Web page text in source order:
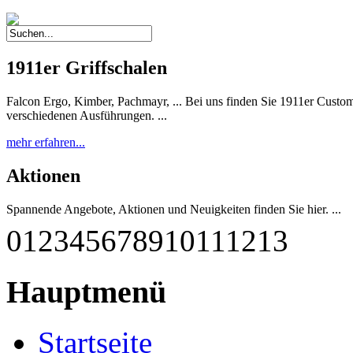
1911er Griffschalen
Falcon Ergo, Kimber, Pachmayr, ... Bei uns finden Sie 1911er
verschiedenen Ausführungen. ...
mehr erfahren...
Aktionen
Spannende Angebote, Aktionen und Neuigkeiten finden Sie hier. ...
mehr erfahren...
Diese einzigartige Pistole wurde nach deutschen
mehr erfahren...
012345678910111213
Hauptmenü
Startseite